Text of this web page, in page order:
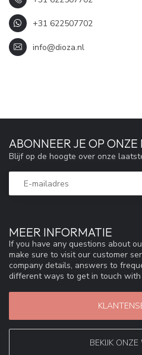
+31 622507702
info@dioza.nl
MEER INFORMATIE
If you have any questions about
make sure to visit our customer
company details, answers to
different ways to get in touch with
BEKIJK
ABONNEER JE OP ONZE
Blijf op de hoogte over onze